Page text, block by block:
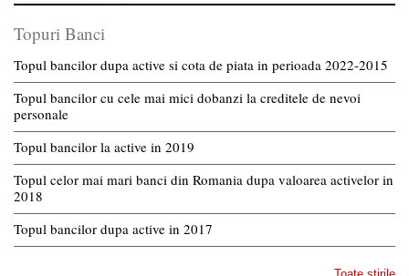
Topuri Banci
Topul bancilor dupa active si cota de piata in perioada 2022-2015
Topul bancilor cu cele mai mici dobanzi la creditele de nevoi
personale
Topul bancilor la active in 2019
Topul celor mai mari banci din Romania dupa valoarea activelor in
2018
Topul bancilor dupa active in 2017